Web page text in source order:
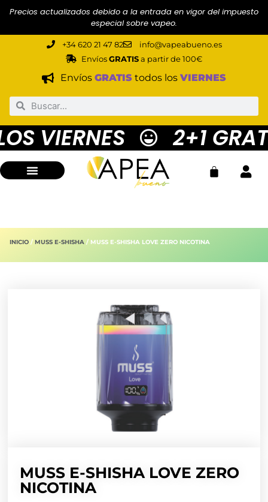
Precios actualizados debido a la entrada en vigor del impuesto
especial sobre vapeo.
+34 620 21 47 82
info@vapeabueno.es
EnvíosGRATISa partir de 100€
EnvíosGRATIS todos losVIERNES
VIERNES 2+1
INICIO / MUSS E-SHISHA / MUSS E-SHISHA LOVE ZERO NICOTINA
MUSS E-SHISHA LOVE ZERO
NICOTINA